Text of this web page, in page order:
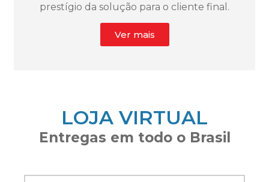
prestígio da solução para o cliente final.
Ver mais
LOJA VIRTUAL
Entregas em todo o Brasil